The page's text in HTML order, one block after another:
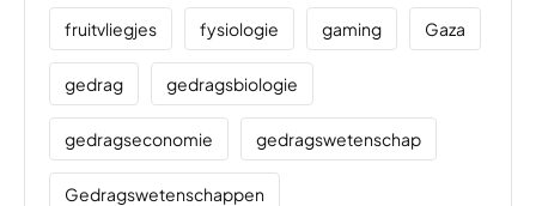
fruitvliegjes fysiologie gaming Gaza
gedrag gedragsbiologie
gedragseconomie gedragswetenschap
Gedragswetenschappen